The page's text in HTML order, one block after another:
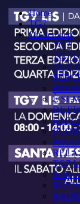
Home
TG7
On demand
TG7
TG7
TG7
È
TG7
Sulla